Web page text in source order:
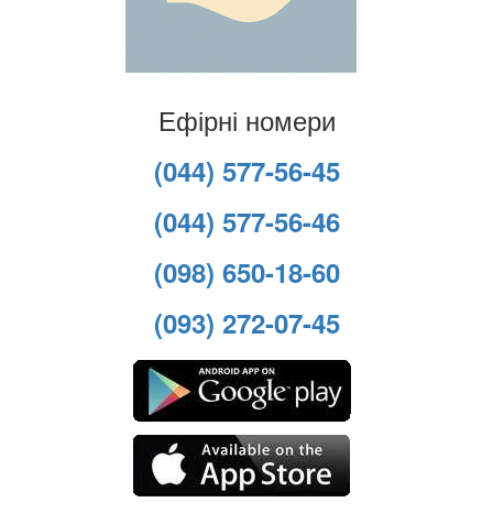
Ефірні номери
(044) 577-56-45
(044) 577-56-46
(098) 650-18-60
(093) 272-07-45